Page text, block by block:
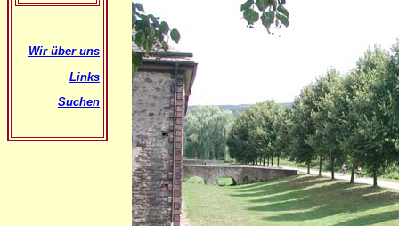
Wir über uns
Links
Suchen